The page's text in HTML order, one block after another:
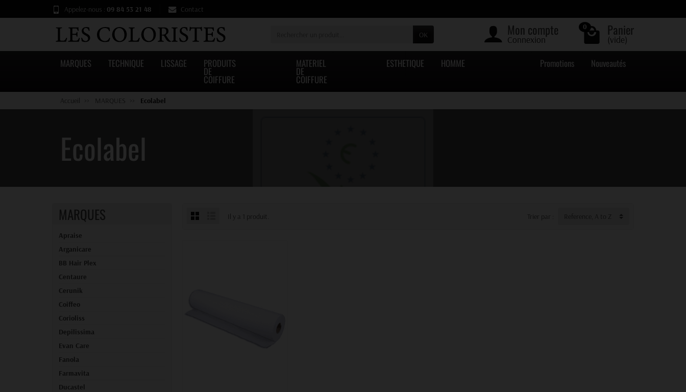
Appelez-nous : 09 84 53 21 48 Contact
OK Mon compte
Connexion
0 Panier
(vide)
MARQUES TECHNIQUE LISSAGE PRODUITS
DE
COIFFURE
MATERIEL
DE
COIFFURE
ESTHETIQUE HOMME Promotions Nouveautés
Accueil MARQUES Ecolabel
Ecolabel
MARQUES
Apraise
Arganicare
BB Hair Plex
Centaure
Cerunik
Coiffeo
Corioliss
Depilissima
Evan Care
Fanola
Farmavita
Ducastel
Il y a 1 produit. Trier par : Reference, A to Z